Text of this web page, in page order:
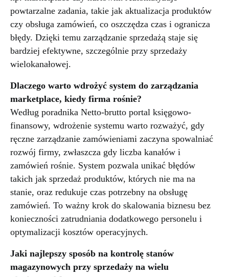
powtarzalne zadania, takie jak aktualizacja produktów
czy obsługa zamówień, co oszczędza czas i ogranicza
błędy. Dzięki temu zarządzanie sprzedażą staje się
bardziej efektywne, szczególnie przy sprzedaży
wielokanałowej.
Dlaczego warto wdrożyć system do zarządzania
marketplace, kiedy firma rośnie?
Według poradnika Netto-brutto portal księgowo-
finansowy, wdrożenie systemu warto rozważyć, gdy
ręczne zarządzanie zamówieniami zaczyna spowalniać
rozwój firmy, zwłaszcza gdy liczba kanałów i
zamówień rośnie. System pozwala unikać błędów
takich jak sprzedaż produktów, których nie ma na
stanie, oraz redukuje czas potrzebny na obsługę
zamówień. To ważny krok do skalowania biznesu bez
konieczności zatrudniania dodatkowego personelu i
optymalizacji kosztów operacyjnych.
Jaki najlepszy sposób na kontrolę stanów
magazynowych przy sprzedaży na wielu